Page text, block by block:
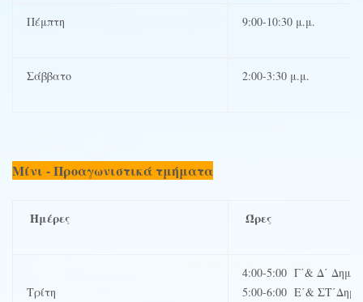
Πέμπτη 9:00-10:30 μ.μ.
Σάββατο 2:00-3:30 μ.μ.
Μίνι - Προαγωνιστικά τμήματα
Ημέρες Ώρες
Τρίτη
4:00-5:00 Γ΄& Δ΄
5:00-6:00 Ε΄&